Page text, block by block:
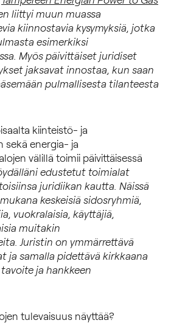
liittyi muun muassa
kiinnostavia kysymyksiä, jotka
esimerkiksi
Myös päivittäiset juridiset
jaksavat innostaa, kun saan
pulmallisesta tilanteesta
kiinteistö- ja
sekä energia- ja
välillä toimii päivittäisessä
edustetut toimialat
juridiikan kautta. Näissä
keskeisiä sidosryhmiä,
vuokralaisia, käyttäjiä,
muitakin
Juristin on ymmärrettävä
ja samalla pidettävä kirkkaana
ja hankkeen
tulevaisuus näyttää?